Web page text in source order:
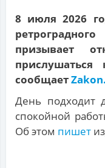
8 июля 2026
призывает
прислушаться
сообщает
День подходит
спокойной
Об этом пишет